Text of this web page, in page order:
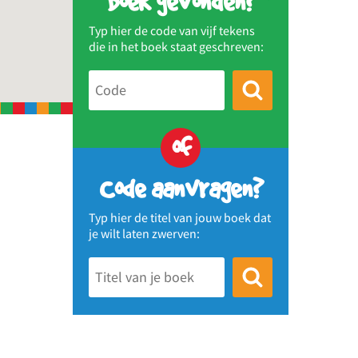
Typ hier de code van vijf tekens
die in het boek staat geschreven:
of
Code aanvragen?
Typ hier de titel van jouw boek dat
je wilt laten zwerven: